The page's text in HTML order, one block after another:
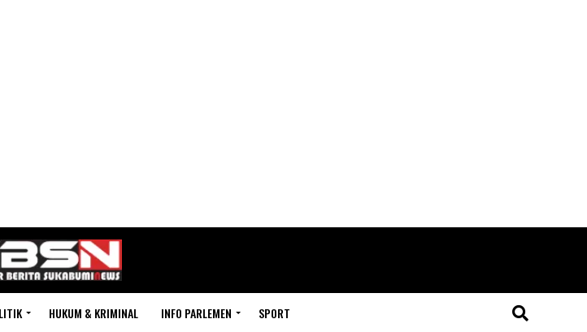
HUKUM & KRIMINAL INFO PARLEMEN SPORT